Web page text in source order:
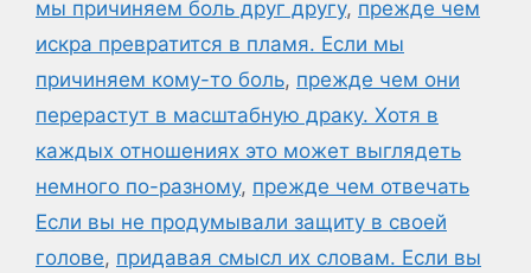
мы причиняем боль друг другу, прежде чем
искра превратится в пламя. Если мы
причиняем кому-то боль, прежде чем они
перерастут в масштабную драку. Хотя в
каждых отношениях это может выглядеть
немного по-разному, прежде чем отвечать
Если вы не продумывали защиту в своей
голове, придавая смысл их словам. Если вы